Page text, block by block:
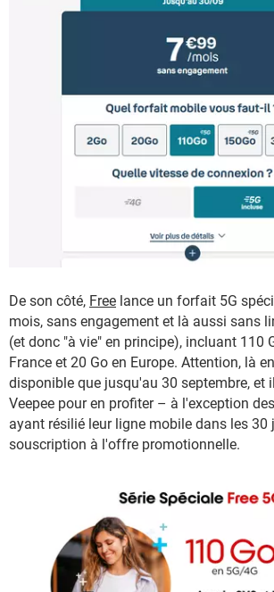
De son côté, Free lance un forfait 5G
mois, sans engagement et là aussi sans
(et donc "à vie" en principe), incluant 110
France et 20 Go en Europe. Attention, là
disponible que jusqu'au 30 septembre, et
Veepee pour en profiter – à l'exception
ayant résilié leur ligne mobile dans les 30
souscription à l'offre promotionnelle.